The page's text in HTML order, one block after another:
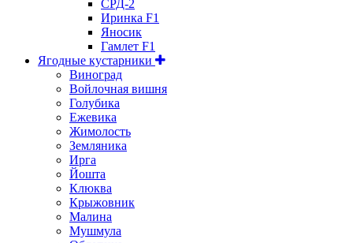
СРД-2
Иринка F1
Яносик
Гамлет F1
Ягодные кустарники
Виноград
Войлочная вишня
Голубика
Ежевика
Жимолость
Земляника
Ирга
Йошта
Клюква
Крыжовник
Малина
Мушмула